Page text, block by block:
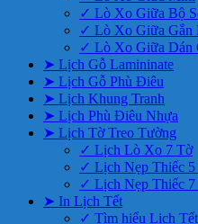
✓ Lò Xo Giữa Bộ
✓ Lò Xo Giữa Gắn
✓ Lò Xo Giữa Dán
➤ Lịch Gỗ Lamininate
➤ Lịch Gỗ Phù Điêu
➤ Lịch Khung Tranh
➤ Lịch Phù Điêu Nhựa
➤ Lịch Tờ Treo Tường
✓ Lịch Lò Xo 7 Tờ
✓ Lịch Nẹp Thiếc 5
✓ Lịch Nẹp Thiếc 7
➤ In Lịch Tết
✓ Tìm hiểu Lịch Tết